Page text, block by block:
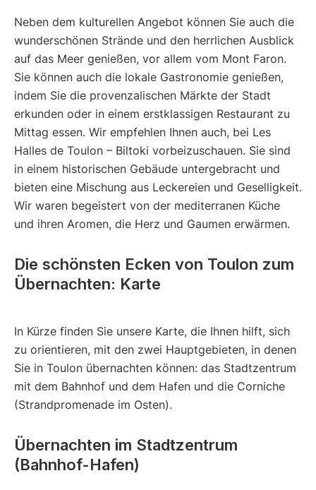
Neben dem kulturellen Angebot können Sie auch die
wunderschönen Strände und den herrlichen Ausblick
auf das Meer genießen, vor allem vom Mont Faron.
Sie können auch die lokale Gastronomie genießen,
indem Sie die provenzalischen Märkte der Stadt
erkunden oder in einem erstklassigen Restaurant zu
Mittag essen. Wir empfehlen Ihnen auch, bei Les
Halles de Toulon – Biltoki vorbeizuschauen. Sie sind
in einem historischen Gebäude untergebracht und
bieten eine Mischung aus Leckereien und Geselligkeit.
Wir waren begeistert von der mediterranen Küche
und ihren Aromen, die Herz und Gaumen erwärmen.
Die schönsten Ecken von Toulon zum
Übernachten: Karte
In Kürze finden Sie unsere Karte, die Ihnen hilft, sich
zu orientieren, mit den zwei Hauptgebieten, in denen
Sie in Toulon übernachten können: das Stadtzentrum
mit dem Bahnhof und dem Hafen und die Corniche
(Strandpromenade im Osten).
Übernachten im Stadtzentrum
(Bahnhof-Hafen)